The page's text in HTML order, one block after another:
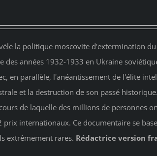
la politique moscovite d'extermination
des années 1932-1933 en Ukraine
en parallèle, l'anéantissement de l'élite
et la destruction de son passé
de laquelle des millions de personnes
prix internationaux. Ce documentaire se
extrêmement rares. Rédactrice version